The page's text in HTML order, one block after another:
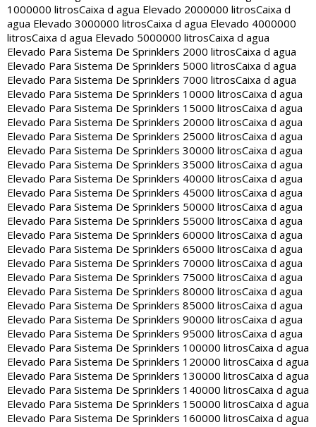
1000000 litrosCaixa d agua Elevado 2000000 litrosCaixa d
agua Elevado 3000000 litrosCaixa d agua Elevado 4000000
litrosCaixa d agua Elevado 5000000 litrosCaixa d agua
Elevado Para Sistema De Sprinklers 2000 litrosCaixa d agua
Elevado Para Sistema De Sprinklers 5000 litrosCaixa d agua
Elevado Para Sistema De Sprinklers 7000 litrosCaixa d agua
Elevado Para Sistema De Sprinklers 10000 litrosCaixa d agua
Elevado Para Sistema De Sprinklers 15000 litrosCaixa d agua
Elevado Para Sistema De Sprinklers 20000 litrosCaixa d agua
Elevado Para Sistema De Sprinklers 25000 litrosCaixa d agua
Elevado Para Sistema De Sprinklers 30000 litrosCaixa d agua
Elevado Para Sistema De Sprinklers 35000 litrosCaixa d agua
Elevado Para Sistema De Sprinklers 40000 litrosCaixa d agua
Elevado Para Sistema De Sprinklers 45000 litrosCaixa d agua
Elevado Para Sistema De Sprinklers 50000 litrosCaixa d agua
Elevado Para Sistema De Sprinklers 55000 litrosCaixa d agua
Elevado Para Sistema De Sprinklers 60000 litrosCaixa d agua
Elevado Para Sistema De Sprinklers 65000 litrosCaixa d agua
Elevado Para Sistema De Sprinklers 70000 litrosCaixa d agua
Elevado Para Sistema De Sprinklers 75000 litrosCaixa d agua
Elevado Para Sistema De Sprinklers 80000 litrosCaixa d agua
Elevado Para Sistema De Sprinklers 85000 litrosCaixa d agua
Elevado Para Sistema De Sprinklers 90000 litrosCaixa d agua
Elevado Para Sistema De Sprinklers 95000 litrosCaixa d agua
Elevado Para Sistema De Sprinklers 100000 litrosCaixa d agua
Elevado Para Sistema De Sprinklers 120000 litrosCaixa d agua
Elevado Para Sistema De Sprinklers 130000 litrosCaixa d agua
Elevado Para Sistema De Sprinklers 140000 litrosCaixa d agua
Elevado Para Sistema De Sprinklers 150000 litrosCaixa d agua
Elevado Para Sistema De Sprinklers 160000 litrosCaixa d agua